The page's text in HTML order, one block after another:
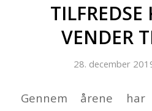
VENDER
28. december
Gennem årene